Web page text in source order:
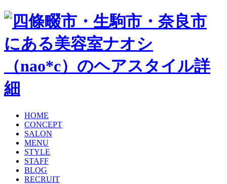
HOME
CONCEPT
SALON
MENU
STYLE
STAFF
BLOG
RECRUIT